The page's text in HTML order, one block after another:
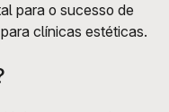
para o sucesso de
clínicas estéticas.